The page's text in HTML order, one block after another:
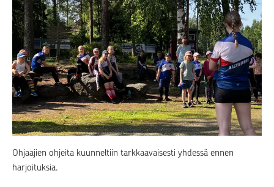
Ohjaajien ohjeita kuunneltiin tarkkaavaisesti yhdessä ennen
harjoituksia.